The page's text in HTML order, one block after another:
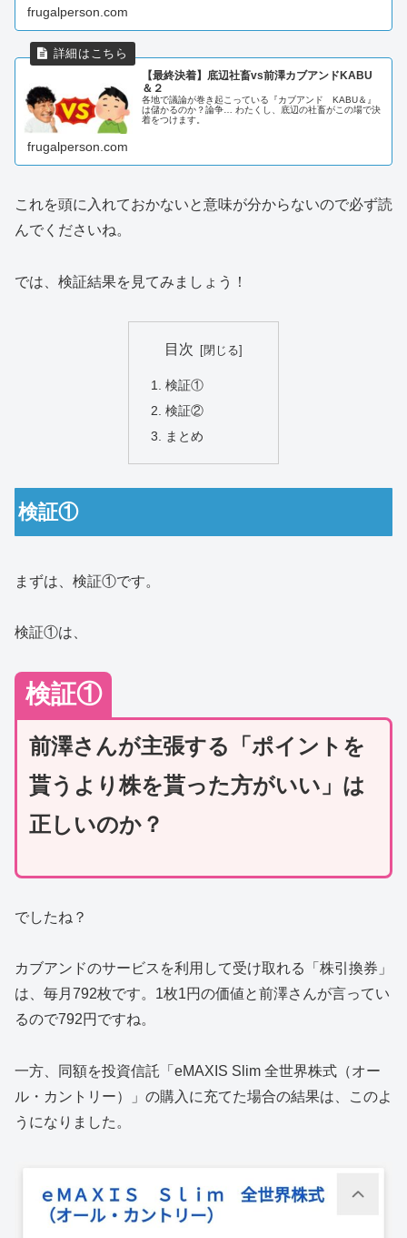
frugalperson.com
【最終決着】底辺社畜vs前澤カブアンドKABU
＆２
各地で議論が巻き起こっている『カブアンド KABU＆』
は儲かるのか？論争… わたくし、底辺の社畜がこの場で決
着をつけます。
frugalperson.com
これを頭に入れておかないと意味が分からないので必ず読
んでくださいね。
では、検証結果を見てみましょう！
目次
検証①
検証②
まとめ
検証①
まずは、検証①です。
検証①は、
検証①
前澤さんが主張する「ポイントを
貰うより株を貰った方がいい」は
正しいのか？
でしたね？
カブアンドのサービスを利用して受け取れる「株引換券」
は、毎月792枚です。1枚1円の価値と前澤さんが言ってい
るので792円ですね。
一方、同額を投資信託「eMAXIS Slim 全世界株式（オー
ル・カントリー）」の購入に充てた場合の結果は、このよ
うになりました。